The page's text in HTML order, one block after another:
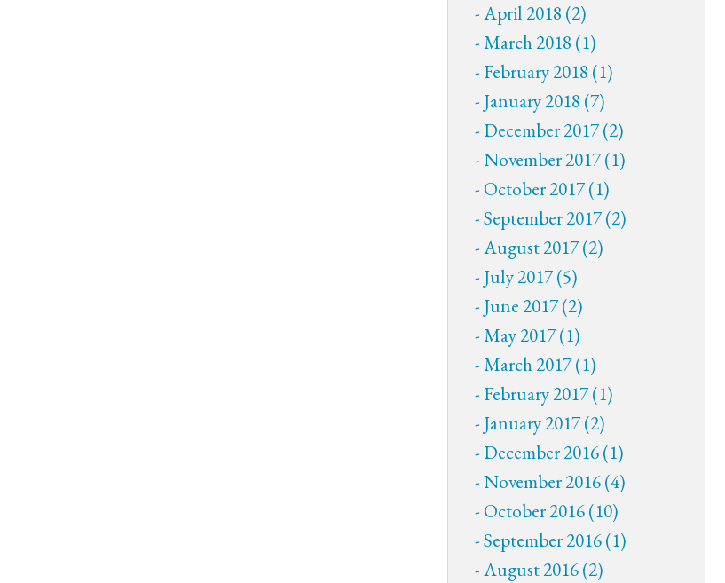
April 2018 (2)
March 2018 (1)
February 2018 (1)
January 2018 (7)
December 2017 (2)
November 2017 (1)
October 2017 (1)
September 2017 (2)
August 2017 (2)
July 2017 (5)
June 2017 (2)
May 2017 (1)
March 2017 (1)
February 2017 (1)
January 2017 (2)
December 2016 (1)
November 2016 (4)
October 2016 (10)
September 2016 (1)
August 2016 (2)